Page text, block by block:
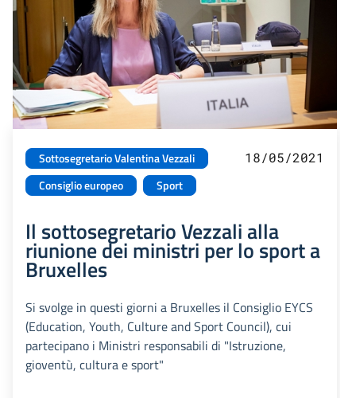
Sottosegretario Valentina Vezzali
Consiglio europeo
Sport
18/05/2021
Il sottosegretario Vezzali alla
riunione dei ministri per lo sport a
Bruxelles
Si svolge in questi giorni a Bruxelles il Consiglio EYCS
(Education, Youth, Culture and Sport Council), cui
partecipano i Ministri responsabili di "Istruzione,
gioventù, cultura e sport"